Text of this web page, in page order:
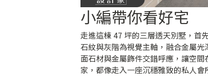
小編帶你看好宅
走進這棟 47 坪的三層透天別墅，首
石紋與灰階為視覺主軸，融合金屬
面石材與金屬飾件交錯呼應，讓空
家，都像走入一座沉穩雅致的私人會